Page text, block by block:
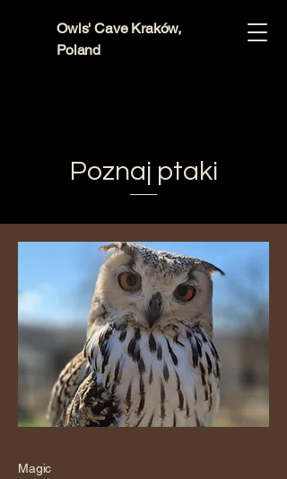
Owls' Cave Kraków,
Poland
Poznaj ptaki
Magic